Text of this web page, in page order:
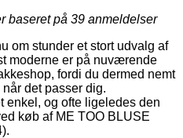
baseret på 39 anmeldelser
om stunder et stort udvalg af
moderne er på nuværende
fordi du dermed nemt
det passer dig.
enkel, og ofte ligeledes den
køb af ME TOO BLUSE